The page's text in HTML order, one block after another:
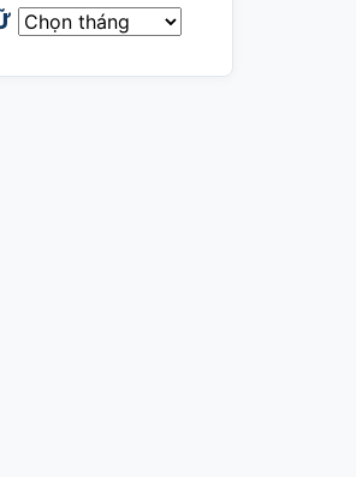
Lưu trữ